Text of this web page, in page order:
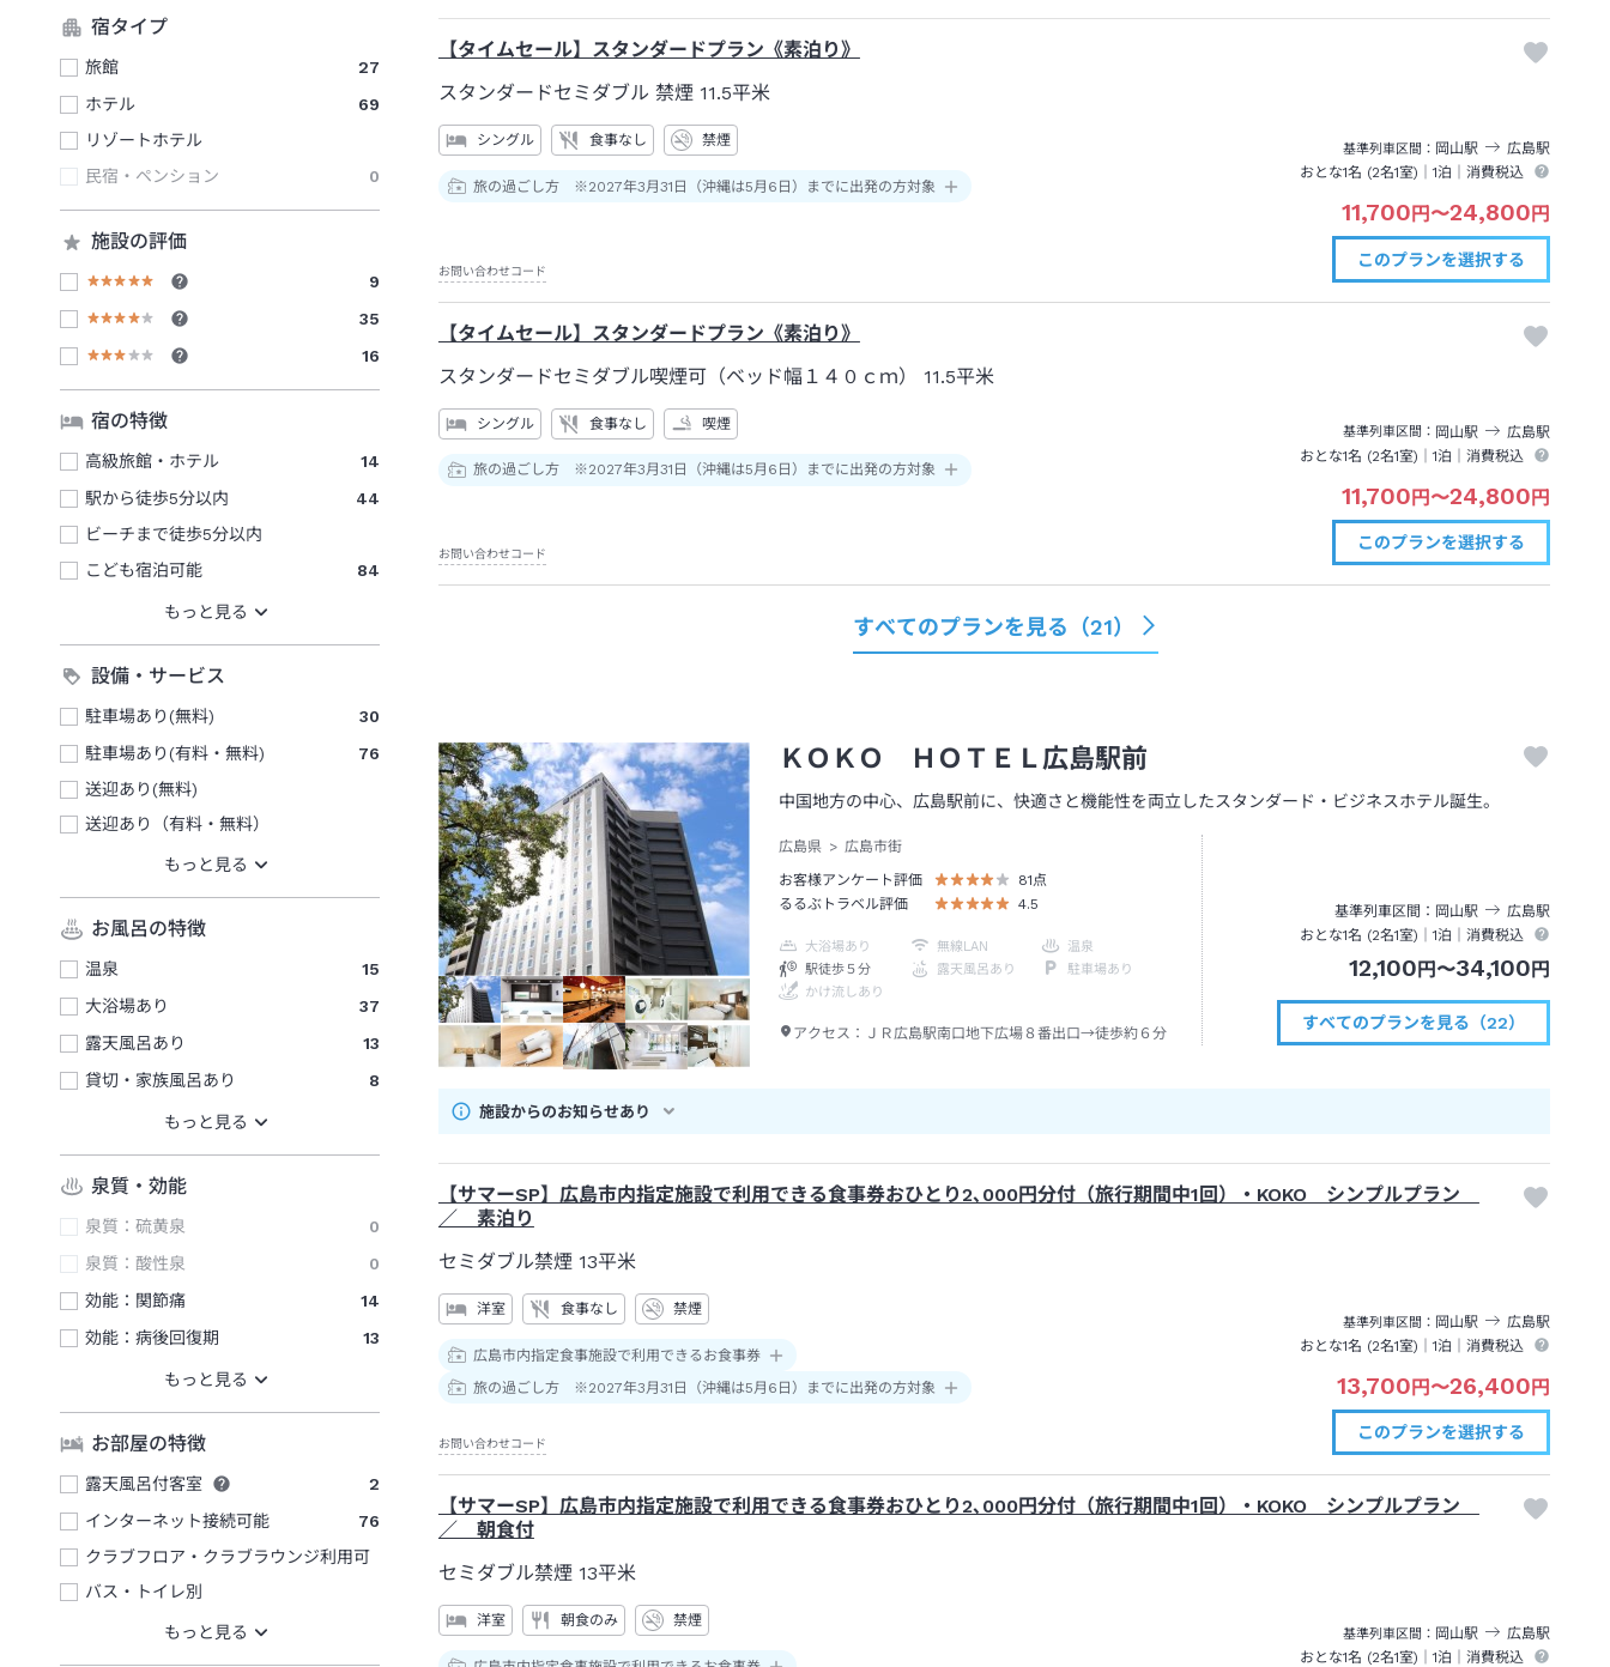
宿タイプ
旅館
27
ホテル
69
リゾートホテル
民宿・ペンション
0
施設の評価
9
35
16
宿の特徴
高級旅館・ホテル
14
駅から徒歩5分以内
44
ビーチまで徒歩5分以内
こども宿泊可能
84
設備・サービス
駐車場あり(無料)
30
駐車場あり(有料・無料)
76
送迎あり(無料)
送迎あり（有料・無料）
お風呂の特徴
温泉
15
大浴場あり
37
露天風呂あり
13
貸切・家族風呂あり
8
泉質・効能
泉質：硫黄泉
0
泉質：酸性泉
0
効能：関節痛
14
効能：病後回復期
13
お部屋の特徴
露天風呂付客室
2
インターネット接続可能
76
クラブフロア・クラブラウンジ利用可
バス・トイレ別
【タイムセール】スタンダードプラン《素泊り》
スタンダードセミダブル 禁煙 11.5平米
シングル 食事なし 禁煙
旅の過ごし方 ※2027年3月31日（沖縄は5月6日）までに出発の方対象
基準列車区間 岡山駅 広島駅
おとな1名 (2名1室)｜1泊 ｜消費税込
11,700 円 〜24,800 円
お問い合わせコード
このプランを選択する
【タイムセール】スタンダードプラン《素泊り》
スタンダードセミダブル喫煙可（ベッド幅１４０ｃｍ）
11.5平米
シングル 食事なし 喫煙
旅の過ごし方 ※2027年3月31日（沖縄は5月6日）までに出発の方対象
基準列車区間 岡山駅 広島駅
おとな1名 (2名1室)｜1泊 ｜消費税込
11,700円〜24,800円
お問い合わせコード
このプランを選択する
すべてのプランを見る（21）
ＫＯＫＯ ＨＯＴＥＬ広島駅前
中国地方の中心、広島駅前に、快適さと機能性を両立したスタンダード・ビジネスホテル誕生。
広島県
広島市街
お客様アンケート評価
81点
るるぶトラベル評価
4.5
大浴場あり 無線LAN
温泉
駅徒歩５分
露天風呂あり
駐車場あり
かけ流しあり
アクセス： ＪＲ広島駅南口地下広場８番出口→徒歩約６分
基準列車区間 岡山駅 広島駅
おとな1名 (2名1室)｜1泊 ｜消費税込
12,100円〜34,100円
すべてのプランを見る（22）
施設からのお知らせあり
【サマーSP】広島市内指定施設で利用できる食事券おひとり2､000円分付（旅行期間中1回）・KOKO シンプルプラン
／ 素泊り
セミダブル禁煙 13平米
洋室 食事なし 禁煙
広島市内指定食事施設で利用できるお食事券
旅の過ごし方 ※2027年3月31日（沖縄は5月6日）までに出発の方対象
基準列車区間 岡山駅 広島駅
おとな1名 (2名1室)｜1泊 ｜消費税込
13,700円〜26,400円
お問い合わせコード
このプランを選択する
【サマーSP】広島市内指定施設で利用できる食事券おひとり2､000円分付（旅行期間中1回）・KOKO シンプルプラン
／ 朝食付
セミダブル禁煙 13平米
洋室 朝食のみ 禁煙
基準列車区間 岡山駅 広島駅
おとな1名 (2名1室)｜1泊 ｜消費税込